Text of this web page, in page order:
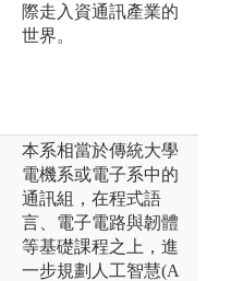
際走入資通訊產業的
世界。
本系相當於傳統大學
電機系或電子系中的
通訊組，在程式語
言、電子電路與韌體
等基礎課程之上，進
一步規劃人工智慧(A